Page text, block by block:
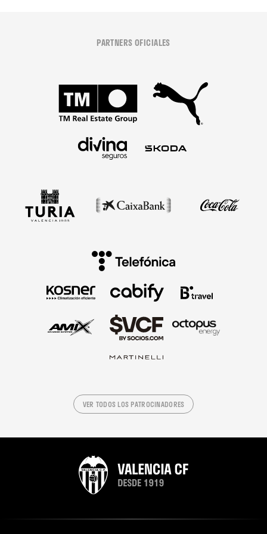
PARTNERS OFICIALES
VER TODOS LOS PATROCINADORES